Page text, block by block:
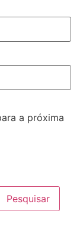
a próxima